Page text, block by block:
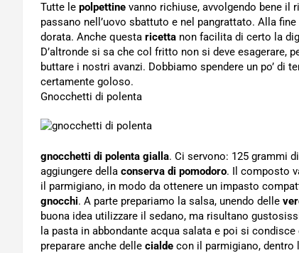
Tutte le polpettine vanno richiuse, avvolgendo bene il
passano nell’uovo sbattuto e nel pangrattato. Alla
dorata. Anche questa ricetta non facilita di certo la
D’altronde si sa che col fritto non si deve esagerare,
buttare i nostri avanzi. Dobbiamo spendere un po’
certamente goloso.
Gnocchetti di polenta
gnocchetti di polenta gialla. Ci servono: 125 grammi
aggiungere della conserva di pomodoro. Il composto
il parmigiano, in modo da ottenere un impasto
gnocchi. A parte prepariamo la salsa, unendo delle
buona idea utilizzare il sedano, ma risultano
la pasta in abbondante acqua salata e poi si
preparare anche delle cialde con il parmigiano, dentro